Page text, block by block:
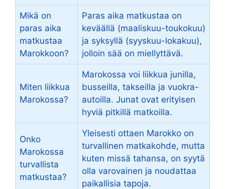
Mikä on
paras aika
matkustaa
Marokkoon?
Paras aika matkustaa on
keväällä (maaliskuu-toukokuu)
ja syksyllä (syyskuu-lokakuu),
jolloin sää on miellyttävä.
Miten liikkua
Marokossa?
Marokossa voi liikkua junilla,
busseilla, takseilla ja vuokra-
autoilla. Junat ovat erityisen
hyviä pitkillä matkoilla.
Onko
Marokossa
turvallista
matkustaa?
Yleisesti ottaen Marokko on
turvallinen matkakohde, mutta
kuten missä tahansa, on syytä
olla varovainen ja noudattaa
paikallisia tapoja.